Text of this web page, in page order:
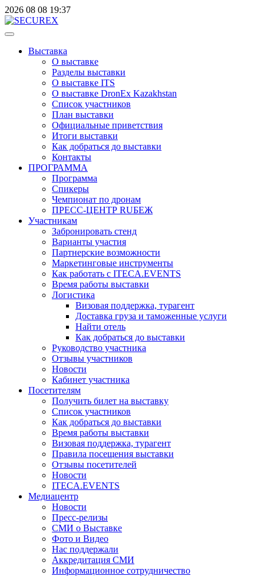
2026 08 08 19:37
Выставка
О выставке
Разделы выставки
О выставке ITS
О выставке DronEx Kazakhstan
Список участников
План выставки
Официальные приветствия
Итоги выставки
Как добраться до выставки
Контакты
ПРОГРАММА
Программа
Спикеры
Чемпионат по дронам
ПРЕСС-ЦЕНТР RUБЕЖ
Участникам
Забронировать стенд
Варианты участия
Партнерские возможности
Маркетинговые инструменты
Как работать с ITECA.EVENTS
Время работы выставки
Логистика
Визовая поддержка, турагент
Доставка груза и таможенные услуги
Найти отель
Как добраться до выставки
Руководство участника
Отзывы участников
Новости
Кабинет участника
Посетителям
Получить билет на выставку
Список участников
Как добраться до выставки
Время работы выставки
Визовая поддержка, турагент
Правила посещения выставки
Отзывы посетителей
Новости
ITECA.EVENTS
Медиацентр
Новости
Пресс-релизы
СМИ о Выставке
Фото и Видео
Нас поддержали
Аккредитация СМИ
Информационное сотрудничество